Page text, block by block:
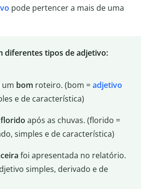
pode pertencer a mais de uma
diferentes tipos de adjetivo:
um bom roteiro. (bom =adjetivo
e de característica)
florido após as chuvas. (florido =
simples e de característica)
foi apresentada no relatório.
simples, derivado e de